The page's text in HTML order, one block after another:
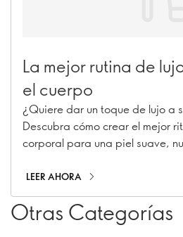
La mejor rutina de
el cuerpo
¿Quiere dar un toque de lujo a
Descubra cómo crear el mejor
corporal para una piel suave,
Descubra cómo crear el mejor
corporal para una piel suave,
LEER AHORA
Otras Categorías